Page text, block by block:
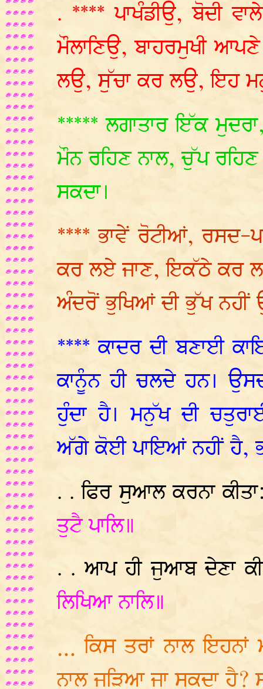
. **** ਪਾਖੰਡੀਉ, ਬੋਦੀ
ਮੌਲਾਣਿਉ, ਬਾਹਰਮੁਖੀ
ਲਉ, ਸੁੱਚਾ ਕਰ ਲਉ, ਇਹ
***** ਲਗਾਤਾਰ ਇੱਕ
ਮੌਨ ਰਹਿਣ ਨਾਲ, ਚੁੱਪ
ਸਕਦਾ।
**** ਭਾਵੇਂ ਰੋਟੀਆਂ, ਰਸਦ-
ਕਰ ਲਏ ਜਾਣ, ਇਕੱਠੇ ਕਰ
ਅੰਦਰੋਂ ਭੁਖਿਆਂ ਦੀ ਭੁੱਖ ਨਹੀਂ
**** ਕਾਦਰ ਦੀ ਬਣਾਈ
ਕਾਨੂੰਨ ਹੀ ਚਲਦੇ ਹਨ।
ਹੁੰਦਾ ਹੈ। ਮਨੁੱਖ ਦੀ
ਅੱਗੇ ਕੋਈ ਪਾਇਆਂ ਨਹੀਂ ਹੈ,
. . ਫਿਰ ਸੁਆਲ ਕਰਨਾ
ਤੁਟੈ ਪਾਲਿ॥
. . ਆਪ ਹੀ ਜੁਆਬ ਦੇਣਾ
ਲਿਖਿਆ ਨਾਲਿ॥
… ਕਿਸ ਤਰਾਂ ਨਾਲ ਇਹਨਾਂ
ਨਾਲ ਜੁੜਿਆ ਜਾ ਸਕਦਾ